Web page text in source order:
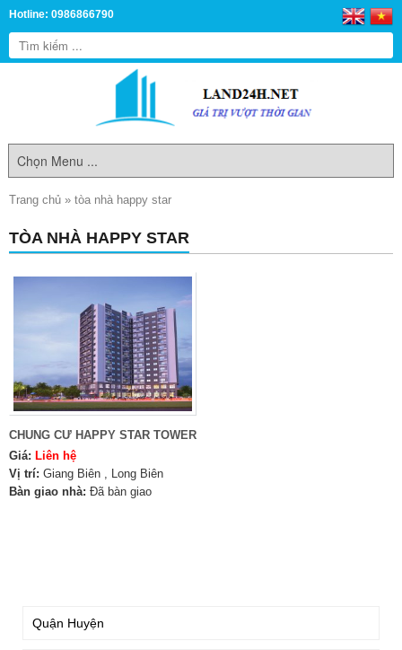
Hotline: 0986866790
Trang chủ » tòa nhà happy star
TÒA NHÀ HAPPY STAR
CHUNG CƯ HAPPY STAR TOWER
Giá: Liên hệ
Vị trí: Giang Biên , Long Biên
Bàn giao nhà: Đã bàn giao